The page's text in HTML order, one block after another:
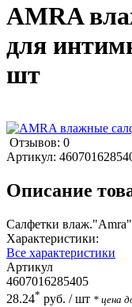
AMRA
для
шт
Отзывов: 0
Артикул:
Описание
Салфетки
Характеристики:
Все характеристики
Артикул
4607016285405
28.24* руб. / шт * цена